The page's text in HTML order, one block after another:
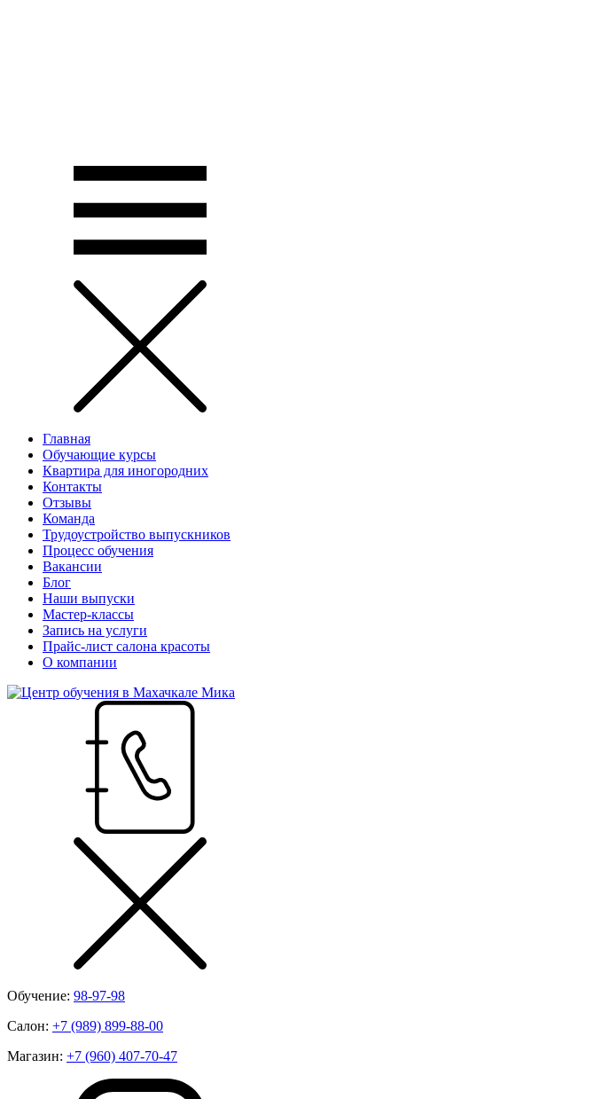
Главная
Обучающие курсы
Квартира для иногородних
Контакты
Отзывы
Команда
Трудоустройство выпускников
Процесс обучения
Вакансии
Блог
Наши выпуски
Мастер-классы
Запись на услуги
Прайс-лист салона красоты
О компании
Обучение: 98-97-98
Салон: +7 (989) 899-88-00
Магазин: +7 (960) 407-70-47